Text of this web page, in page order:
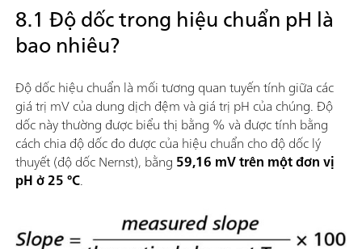
8.1 Độ dốc trong hiệu chuẩn pH là
bao nhiêu?
Độ dốc hiệu chuẩn là mối tương quan tuyến tính giữa các
giá trị mV của dung dịch đệm và giá trị pH của chúng. Độ
dốc này thường được biểu thị bằng % và được tính bằng
cách chia độ dốc đo được của hiệu chuẩn cho độ dốc lý
thuyết (độ dốc Nernst), bằng 59,16 mV trên một đơn vị
pH ở 25 °C.